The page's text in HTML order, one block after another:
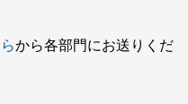
から各部門にお送りくだ